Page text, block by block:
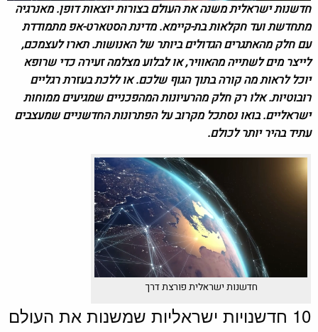
חדשנות ישראלית משנה את העולם בצורות יוצאות דופן. מאנרגיה
מתחדשת ועד חקלאות בת-קיימא. מדינת הסטארט-אפ מתמודדת
עם חלק מהאתגרים הגדולים ביותר של האנושות. תארו לעצמכם,
לייצר מים לשתייה מהאוויר, או לבלוע מצלמה זעירה כדי שרופא
יוכל לראות מה קורה בתוך הגוף שלכם. או ללכת בעזרת רגליים
רובוטיות. אלו רק חלק מהרעיונות המהפכניים שמגיעים ממוחות
ישראליים. בואו נסתכל מקרוב על הפתרונות החדשניים שמעצבים
עתיד בהיר יותר לכולם.
חדשנות ישראלית פורצת דרך
10 חדשנויות ישראליות שמשנות את העולם